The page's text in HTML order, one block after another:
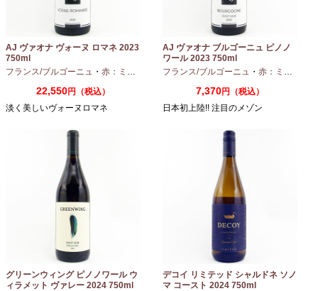
AJ ヴァオナ ヴォーヌ ロマネ 2023
750ml
フランス/ブルゴーニュ ・ 赤：ミディアムボディ ・ピノノワール
22,550円（税込）
淡く美しいヴォーヌロマネ
AJ ヴァオナ ブルゴーニュ ピノノ
ワール 2023 750ml
フランス/ブルゴーニュ ・ 赤：ミディアムボディ
7,370円（税込）
日本初上陸!! 注目のメゾン
グリーンウィング ピノノワール ウ
ィラメット ヴァレー 2024 750ml
デコイ リミテッド シャルドネ ソノ
マ コースト 2024 750ml